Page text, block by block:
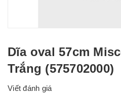
Dĩa oval 57cm
Trắng (575702000)
Viết đánh giá